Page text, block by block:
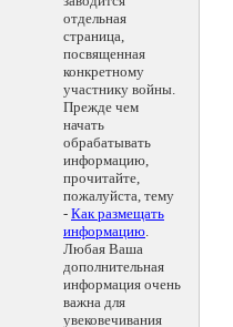
отдельная
страница,
посвященная
конкретному
участнику войны.
Прежде чем
начать
обрабатывать
информацию,
прочитайте,
пожалуйста, тему
- Как размещать
информацию.
Любая Ваша
дополнительная
информация очень
важна для
увековечивания